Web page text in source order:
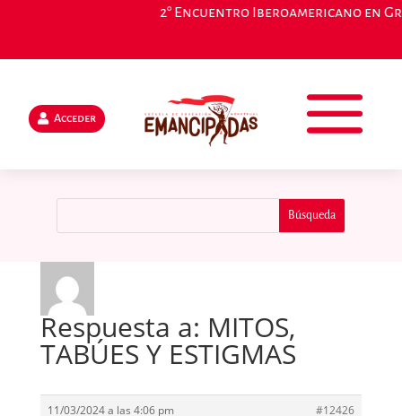
2° Encuentro Iberoamericano en
Acceder
Respuesta a: MITOS,
TABÚES Y ESTIGMAS
11/03/2024 a las 4:06 pm
#12426